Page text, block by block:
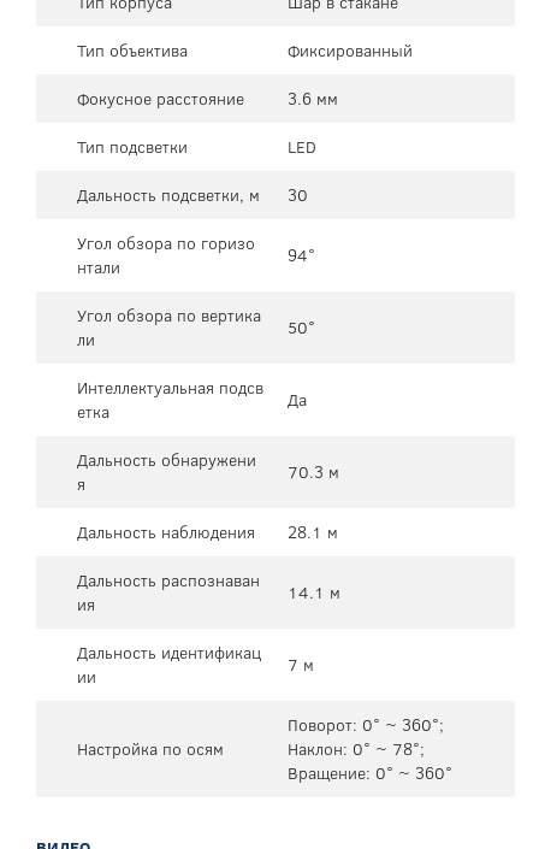
Тип объектива
Фиксированный
Фокусное расстояние
3.6 мм
Тип подсветки
LED
Дальность подсветки, м
30
Угол обзора по горизо
нтали
94°
Угол обзора по вертика
ли
50°
Интеллектуальная подсв
етка
Да
Дальность обнаружени
я
70.3 м
Дальность наблюдения
28.1 м
Дальность распознаван
ия
14.1 м
Дальность идентификац
ии
7 м
Настройка по осям
Поворот: 0° ~ 360°;
Наклон: 0° ~ 78°;
Вращение: 0° ~ 360°